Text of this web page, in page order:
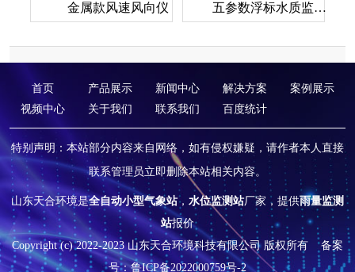
金属款风速风向仪 五参数浮标水质监测站
首页 产品展示 新闻中心 解决方案
案例展示
视频中心
关于我们 联系我们 百度统计
特别声明：本站部分内容来自网络，如有侵权嫌疑，请作者本人直接
联系管理员立即删除本站相关内容。
山东天合环境是全自动小型气象站， 水位监测站厂家，提供雨量监测
站报价
Copyright (c) 2022-2023 山东天合环境科技有限公司 版权所有备案
号：鲁ICP备2022000759号-2